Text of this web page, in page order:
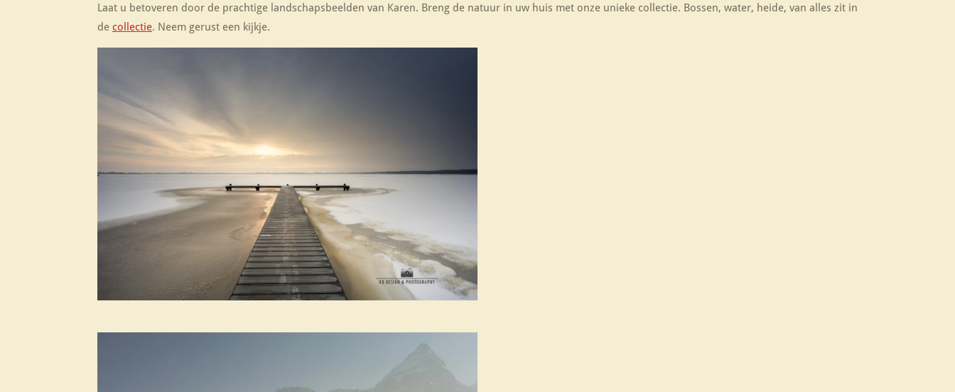
Laat u betoveren door de prachtige landschapsbeelden van Karen. Breng de natuur in uw huis met onze unieke collectie. Bossen, water, heide, van alles zit in
de collectie. Neem gerust een kijkje.